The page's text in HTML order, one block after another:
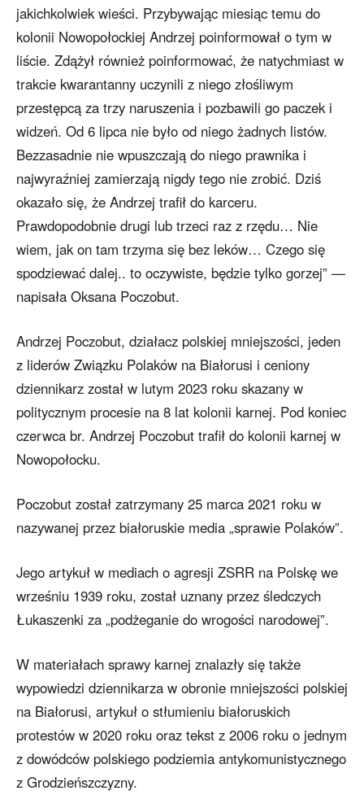
jakichkolwiek wieści. Przybywając miesiąc temu do
kolonii Nowopołockiej Andrzej poinformował o tym w
liście. Zdążył również poinformować, że natychmiast w
trakcie kwarantanny uczynili z niego złośliwym
przestępcą za trzy naruszenia i pozbawili go paczek i
widzeń. Od 6 lipca nie było od niego żadnych listów.
Bezzasadnie nie wpuszczają do niego prawnika i
najwyraźniej zamierzają nigdy tego nie zrobić. Dziś
okazało się, że Andrzej trafił do karceru.
Prawdopodobnie drugi lub trzeci raz z rzędu… Nie
wiem, jak on tam trzyma się bez leków… Czego się
spodziewać dalej.. to oczywiste, będzie tylko gorzej” —
napisała Oksana Poczobut.
Andrzej Poczobut, działacz polskiej mniejszości, jeden
z liderów Związku Polaków na Białorusi i ceniony
dziennikarz został w lutym 2023 roku skazany w
politycznym procesie na 8 lat kolonii karnej. Pod koniec
czerwca br. Andrzej Poczobut trafił do kolonii karnej w
Nowopołocku.
Poczobut został zatrzymany 25 marca 2021 roku w
nazywanej przez białoruskie media „sprawie Polaków”.
Jego artykuł w mediach o agresji ZSRR na Polskę we
wrześniu 1939 roku, został uznany przez śledczych
Łukaszenki za „podżeganie do wrogości narodowej”.
W materiałach sprawy karnej znalazły się także
wypowiedzi dziennikarza w obronie mniejszości polskiej
na Białorusi, artykuł o stłumieniu białoruskich
protestów w 2020 roku oraz tekst z 2006 roku o jednym
z dowódców polskiego podziemia antykomunistycznego
z Grodzieńszczyzny.